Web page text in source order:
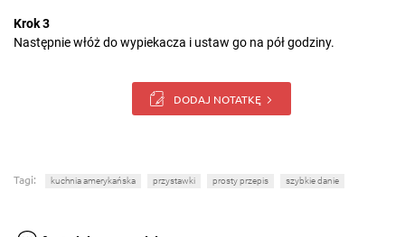
Krok 3
Następnie włóż do wypiekacza i ustaw go na pół godziny.
DODAJ NOTATKĘ
Tagi: kuchnia amerykańska przystawki prosty przepis szybkie danie